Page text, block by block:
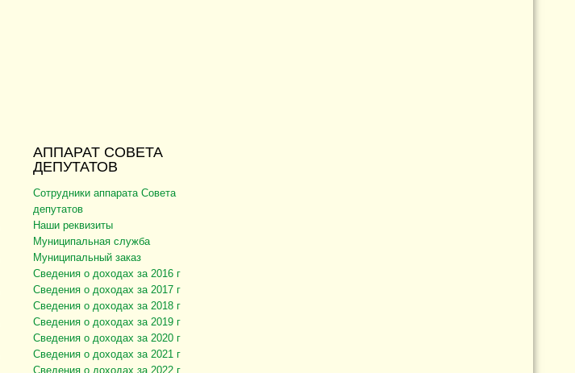
АППАРАТ СОВЕТА
ДЕПУТАТОВ
Сотрудники аппарата Совета
депутатов
Наши реквизиты
Муниципальная служба
Муниципальный заказ
Сведения о доходах за 2016 г
Сведения о доходах за 2017 г
Сведения о доходах за 2018 г
Сведения о доходах за 2019 г
Сведения о доходах за 2020 г
Сведения о доходах за 2021 г
Сведения о доходах за 2022 г